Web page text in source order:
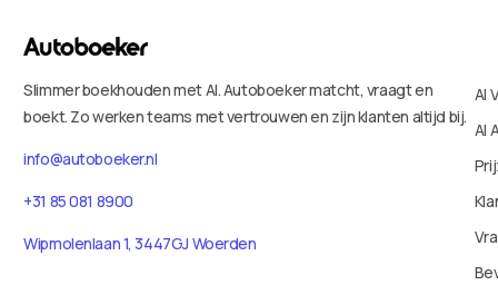
Slimmer boekhouden met AI. Autoboeker matcht, vraagt en
boekt. Zo werken teams met vertrouwen en zijn klanten altijd bij.
info@autoboeker.nl
+31 85 081 8900
Wipmolenlaan 1, 3447GJ Woerden
AI
AI